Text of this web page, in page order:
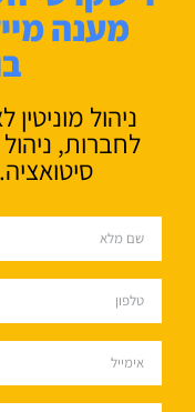
מענה
ניהול
לחברות,